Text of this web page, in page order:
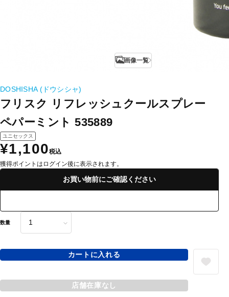
画像一覧
DOSHISHA (ドウシシャ)
フリスク リフレッシュクールスプレー
ペパーミント 535889
ユニセックス
¥1,100税込
獲得ポイントはログイン後に表示されます。
お買い物前にご確認ください
数量
カートに入れる
店舗在庫なし